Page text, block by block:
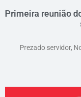
Primeira reunião
Prezado servidor,